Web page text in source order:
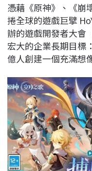
b
o
o
k
a
d
s
e
n
憑藉《原神》、《崩
捲全球的遊戲巨擘
辦的遊戲開發者大會
宏大的企業長期目標
億人創建一個充滿想